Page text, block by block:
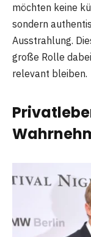
möchten keine
sondern
Ausstrahlung.
große Rolle
relevant bleiben.